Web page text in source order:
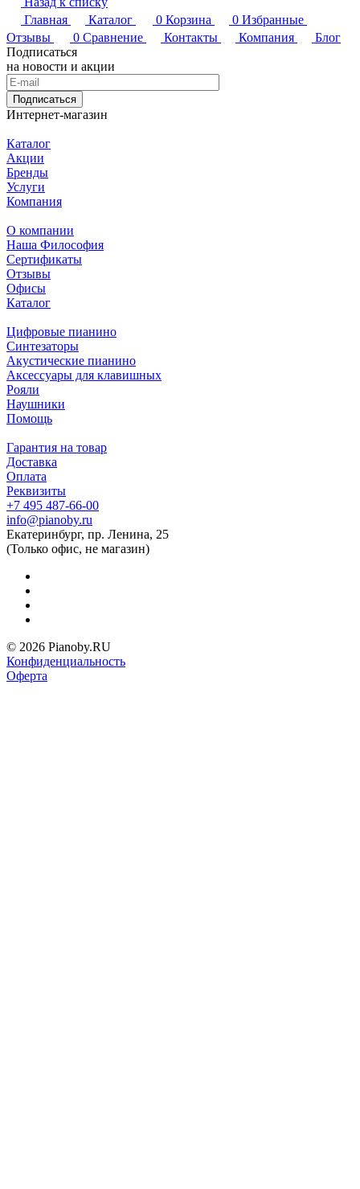
Главная
Каталог 0 Корзина 0 Избранные
Отзывы
0 Сравнение Контакты Компания
Блог
Подписаться
на новости и акции
Подписаться
Интернет-магазин
Каталог
Акции
Бренды
Услуги
Компания
О компании
Наша Философия
Сертификаты
Отзывы
Офисы
Каталог
Цифровые пианино
Синтезаторы
Акустические пианино
Аксессуары для клавишных
Рояли
Наушники
Помощь
Гарантия на товар
Доставка
Оплата
Реквизиты
+7 495 487-66-00
info@pianoby.ru
Екатеринбург, пр. Ленина, 25
(Только офис, не магазин)
© 2026 Pianoby.RU
Конфиденциальность
Оферта